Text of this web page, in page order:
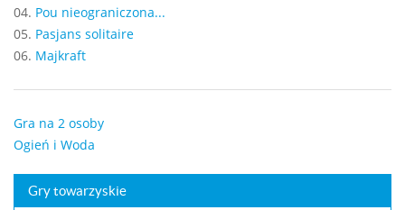
04. Pou nieograniczona...
05. Pasjans solitaire
06. Majkraft
Gra na 2 osoby
Ogień i Woda
Gry towarzyskie